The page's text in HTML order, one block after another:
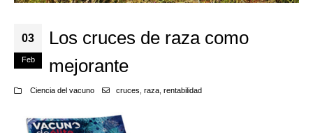
03
Feb
Los cruces de raza como
mejorante
Ciencia del vacuno cruces raza, rentabilidad